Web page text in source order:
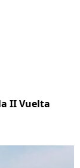
II Vuelta